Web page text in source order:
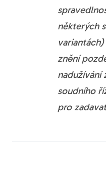
některých
znění
nadužívání
soudního
pro